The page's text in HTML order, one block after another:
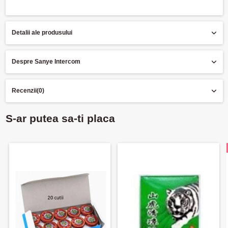
Detalii ale produsului
Despre Sanye Intercom
Recenzii(0)
S-ar putea sa-ti placa